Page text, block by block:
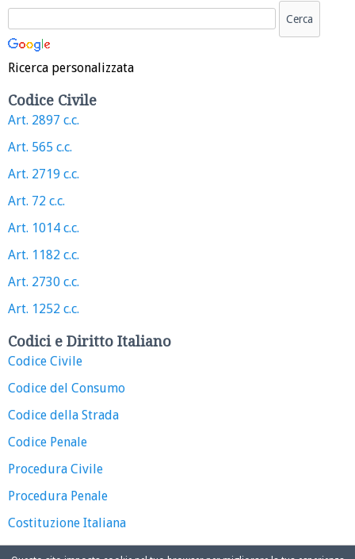
Ricerca personalizzata
Codice Civile
Art. 2897 c.c.
Art. 565 c.c.
Art. 2719 c.c.
Art. 72 c.c.
Art. 1014 c.c.
Art. 1182 c.c.
Art. 2730 c.c.
Art. 1252 c.c.
Codici e Diritto Italiano
Codice Civile
Codice del Consumo
Codice della Strada
Codice Penale
Procedura Civile
Procedura Penale
Costituzione Italiana